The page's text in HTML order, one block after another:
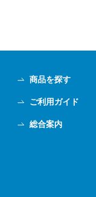
商品を探す
ご利用ガイド
総合案内